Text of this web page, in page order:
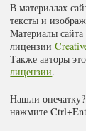
В материалах
тексты и
Материалы сайта
лицензии
Также авторы
лицензии.
Нашли
нажмите